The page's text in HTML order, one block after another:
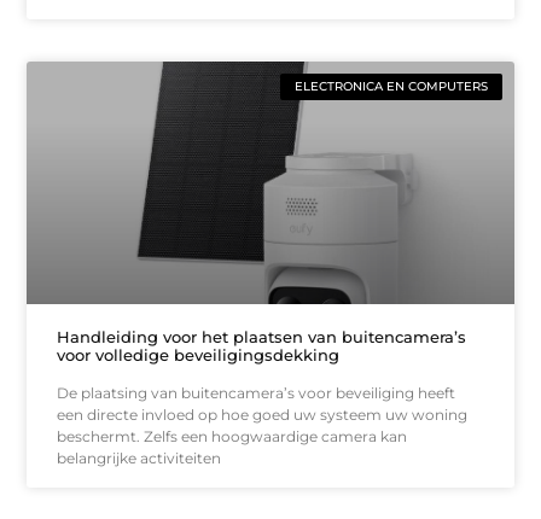
ELECTRONICA EN COMPUTERS
Handleiding voor het plaatsen van buitencamera’s
voor volledige beveiligingsdekking
De plaatsing van buitencamera’s voor beveiliging heeft
een directe invloed op hoe goed uw systeem uw woning
beschermt. Zelfs een hoogwaardige camera kan
belangrijke activiteiten